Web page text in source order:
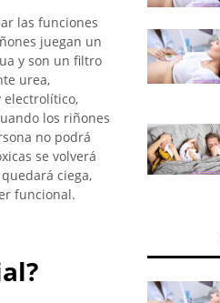
las funciones
juegan un
y son un filtro
urea,
electrolítico,
los riñones
no podrá
se volverá
ciega,
funcional.